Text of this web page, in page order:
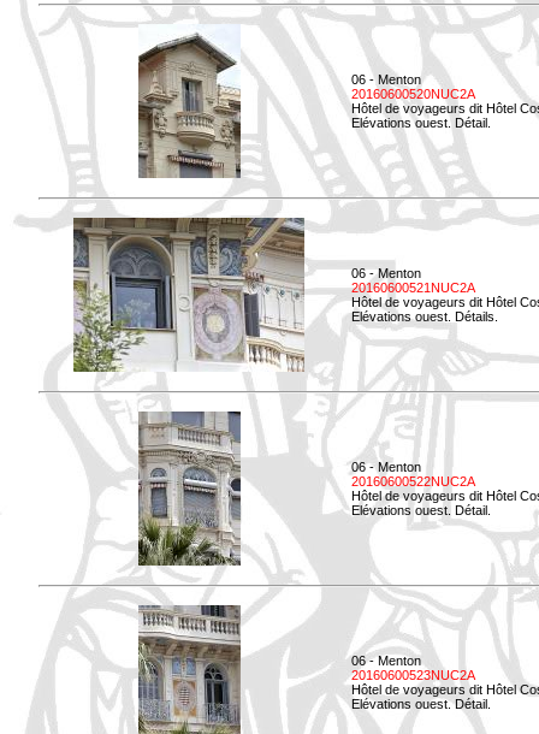
06 - Menton
20160600520NUC2A
Hôtel de voyageurs dit Hôtel
Elévations ouest. Détail.
06 - Menton
20160600521NUC2A
Hôtel de voyageurs dit Hôtel
Elévations ouest. Détails.
06 - Menton
20160600522NUC2A
Hôtel de voyageurs dit Hôtel
Elévations ouest. Détail.
06 - Menton
20160600523NUC2A
Hôtel de voyageurs dit Hôtel
Elévations ouest. Détail.